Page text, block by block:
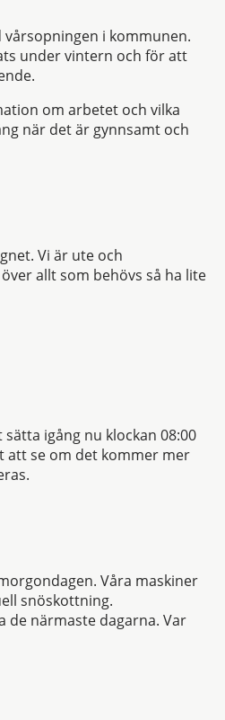
i kommunen.
under vintern och för att
om arbetet och vilka
när det är gynnsamt och
Vi är ute och
allt som behövs så ha lite
igång nu klockan 08:00
att se om det kommer mer
Våra maskiner
snöskottning.
de närmaste dagarna. Var